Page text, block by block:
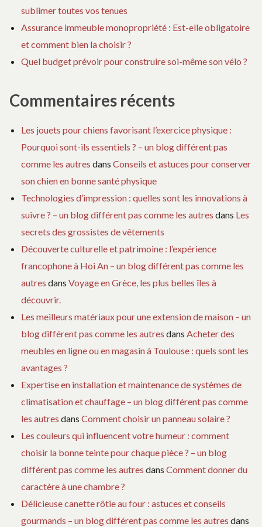
sublimer toutes vos tenues
Assurance immeuble monopropriété : Est-elle obligatoire
et comment bien la choisir ?
Quel budget prévoir pour construire soi-même son vélo ?
Commentaires récents
Les jouets pour chiens favorisant l’exercice physique :
Pourquoi sont-ils essentiels ? – un blog différent pas
comme les autres dans Conseils et astuces pour conserver
son chien en bonne santé physique
Technologies d’impression : quelles sont les innovations à
suivre ? – un blog différent pas comme les autres dans Les
secrets des grossistes de vêtements
Découverte culturelle et patrimoine : l’expérience
francophone à Hoi An – un blog différent pas comme les
autres dans Voyage en Grèce, les plus belles îles à
découvrir.
Les meilleurs matériaux pour une extension de maison – un
blog différent pas comme les autres dans Acheter des
meubles en ligne ou en magasin à Toulouse : quels sont les
avantages ?
Expertise en installation et maintenance de systèmes de
climatisation et chauffage – un blog différent pas comme
les autres dans Comment choisir un panneau solaire ?
Les couleurs qui influencent votre humeur : comment
choisir la bonne teinte pour chaque pièce ? – un blog
différent pas comme les autres dans Comment donner du
caractère à une chambre ?
Délicieuse canette rôtie au four : astuces et conseils
gourmands – un blog différent pas comme les autres dans